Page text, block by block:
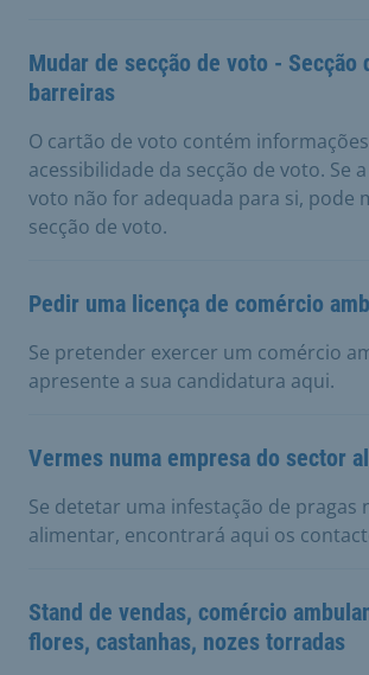
Mudar de secção de voto - Secção
barreiras
O cartão de voto contém
acessibilidade da secção de voto. Se
voto não for adequada para si, pode
secção de voto.
Pedir uma licença de comércio
Se pretender exercer um comércio
apresente a sua candidatura aqui.
Vermes numa empresa do sector
Se detetar uma infestação de pragas
alimentar, encontrará aqui os
Stand de vendas, comércio
flores, castanhas, nozes torradas